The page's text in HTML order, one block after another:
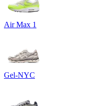
Air Max 1
Gel-NYC